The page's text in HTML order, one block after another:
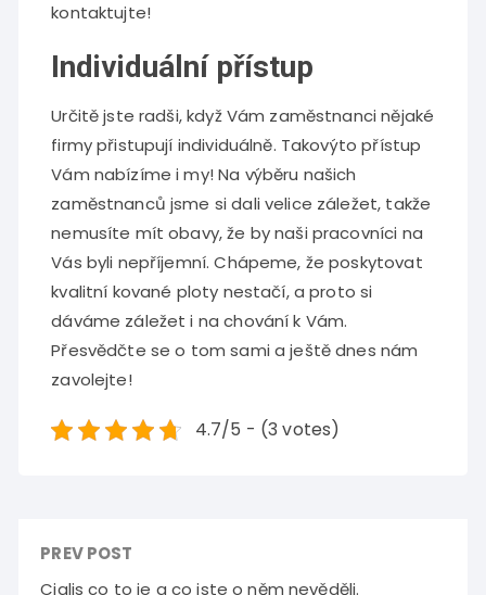
kontaktujte!
Individuální přístup
Určitě jste radši, když Vám zaměstnanci nějaké
firmy přistupují individuálně. Takovýto přístup
Vám nabízíme i my! Na výběru našich
zaměstnanců jsme si dali velice záležet, takže
nemusíte mít obavy, že by naši pracovníci na
Vás byli nepříjemní. Chápeme, že poskytovat
kvalitní kované ploty nestačí, a proto si
dáváme záležet i na chování k Vám.
Přesvědčte se o tom sami a ještě dnes nám
zavolejte!
4.7/5 - (3 votes)
PREV POST
Cialis co to je a co jste o něm nevěděli.